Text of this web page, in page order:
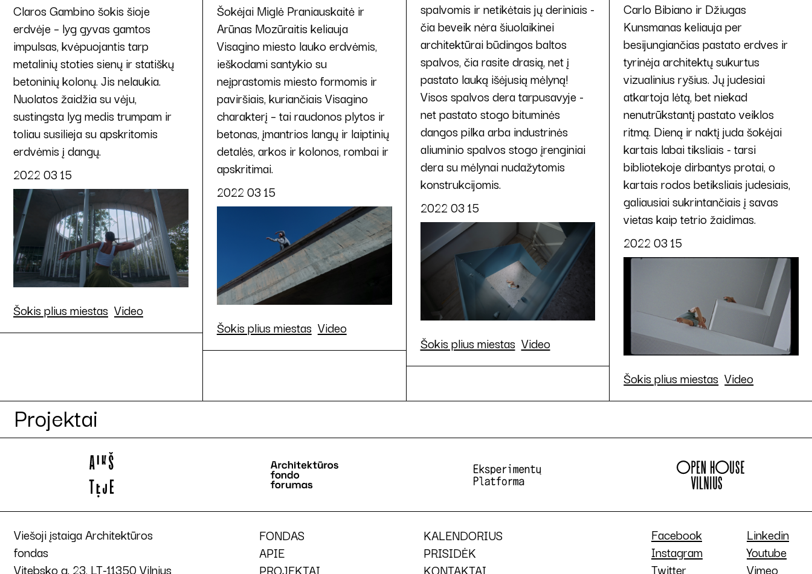
Claros Gambino šokis šioje
erdvėje – lyg gyvas gamtos
impulsas, kvėpuojantis tarp
metalinių stoties sienų ir statiškų
betoninių kolonų. Jis nelaukia.
Nuolatos žaidžia su vėju,
sustingsta lyg medis trumpam ir
toliau susilieja su apskritomis
erdvėmis į dangų.
2022 03 15
Šokis plius miestas Video
Šokėjai Miglė Praniauskaitė ir
Arūnas Mozūraitis keliauja
Visagino miesto lauko erdvėmis,
ieškodami santykio su
neįprastomis miesto formomis ir
paviršiais, kuriančiais Visagino
charakterį – tai raudonos plytos ir
betonas, įmantrios langų ir laiptinių
detalės, arkos ir kolonos, rombai ir
apskritimai.
2022 03 15
Šokis plius miestas Video
spalvomis ir netikėtais jų deriniais -
čia beveik nėra šiuolaikinei
architektūrai būdingos baltos
spalvos, čia rasite drasią, net į
pastato lauką išėjusią mėlyną!
Visos spalvos dera tarpusavyje -
net pastato stogo bituminės
dangos pilka arba industrinės
aliuminio spalvos stogo įrenginiai
dera su mėlynai nudažytomis
konstrukcijomis.
2022 03 15
Šokis plius miestas Video
Carlo Bibiano ir Džiugas
Kunsmanas keliauja per
besijungiančias pastato erdves ir
tyrinėja architektų sukurtus
vizualinius ryšius. Jų judesiai
atkartoja lėtą, bet niekad
nenutrūkstantį pastato veiklos
ritmą. Dieną ir naktį juda šokėjai
kartais labai tiksliais - tarsi
bibliotekoje dirbantys protai, o
kartais rodos betiksliais judesiais,
galiausiai sukrintančiais į savas
vietas kaip tetrio žaidimas.
2022 03 15
Šokis plius miestas Video
Projektai
Viešoji įstaiga Architektūros
fondas
Vitebsko g. 23, LT-11350 Vilnius
FONDAS
APIE
PROJEKTAI
KALENDORIUS
PRISIDĖK
KONTAKTAI
Facebook
Instagram
Twitter
Linkedin
Youtube
Vimeo